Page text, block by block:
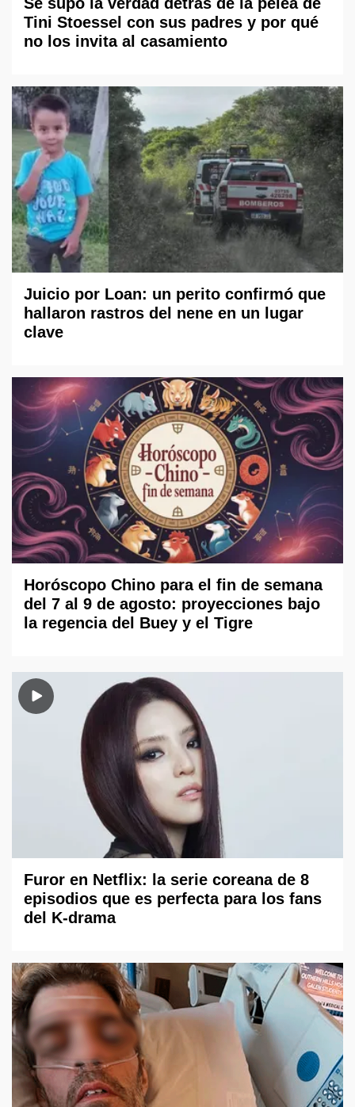
Tini Stoessel con sus padres y por qué
no los invita al casamiento
Juicio por Loan: un perito confirmó que
hallaron rastros del nene en un lugar
clave
Horóscopo Chino para el fin de semana
del 7 al 9 de agosto: proyecciones bajo
la regencia del Buey y el Tigre
Furor en Netflix: la serie coreana de 8
episodios que es perfecta para los fans
del K-drama